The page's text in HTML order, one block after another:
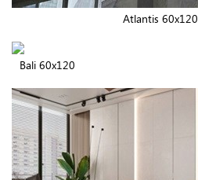
Atlantis 60x120
Bali 60x120